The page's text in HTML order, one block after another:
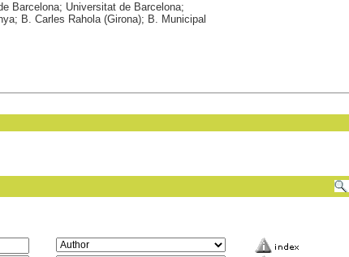
Barcelona; Universitat de Barcelona;
B. Carles Rahola (Girona); B. Municipal